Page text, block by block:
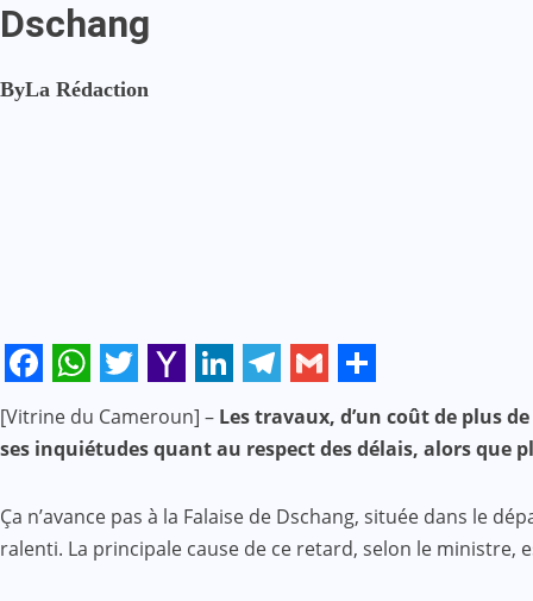
Dschang
ByLa Rédaction
Facebook
WhatsApp
Twitter
Yahoo
Mail
LinkedIn
Telegram
GmailShare
[Vitrine du Cameroun] – Les travaux, d’un coût de plus
ses inquiétudes quant au respect des délais, alors que
Ça n’avance pas à la Falaise de Dschang, située dans le
ralenti. La principale cause de ce retard, selon le ministre,